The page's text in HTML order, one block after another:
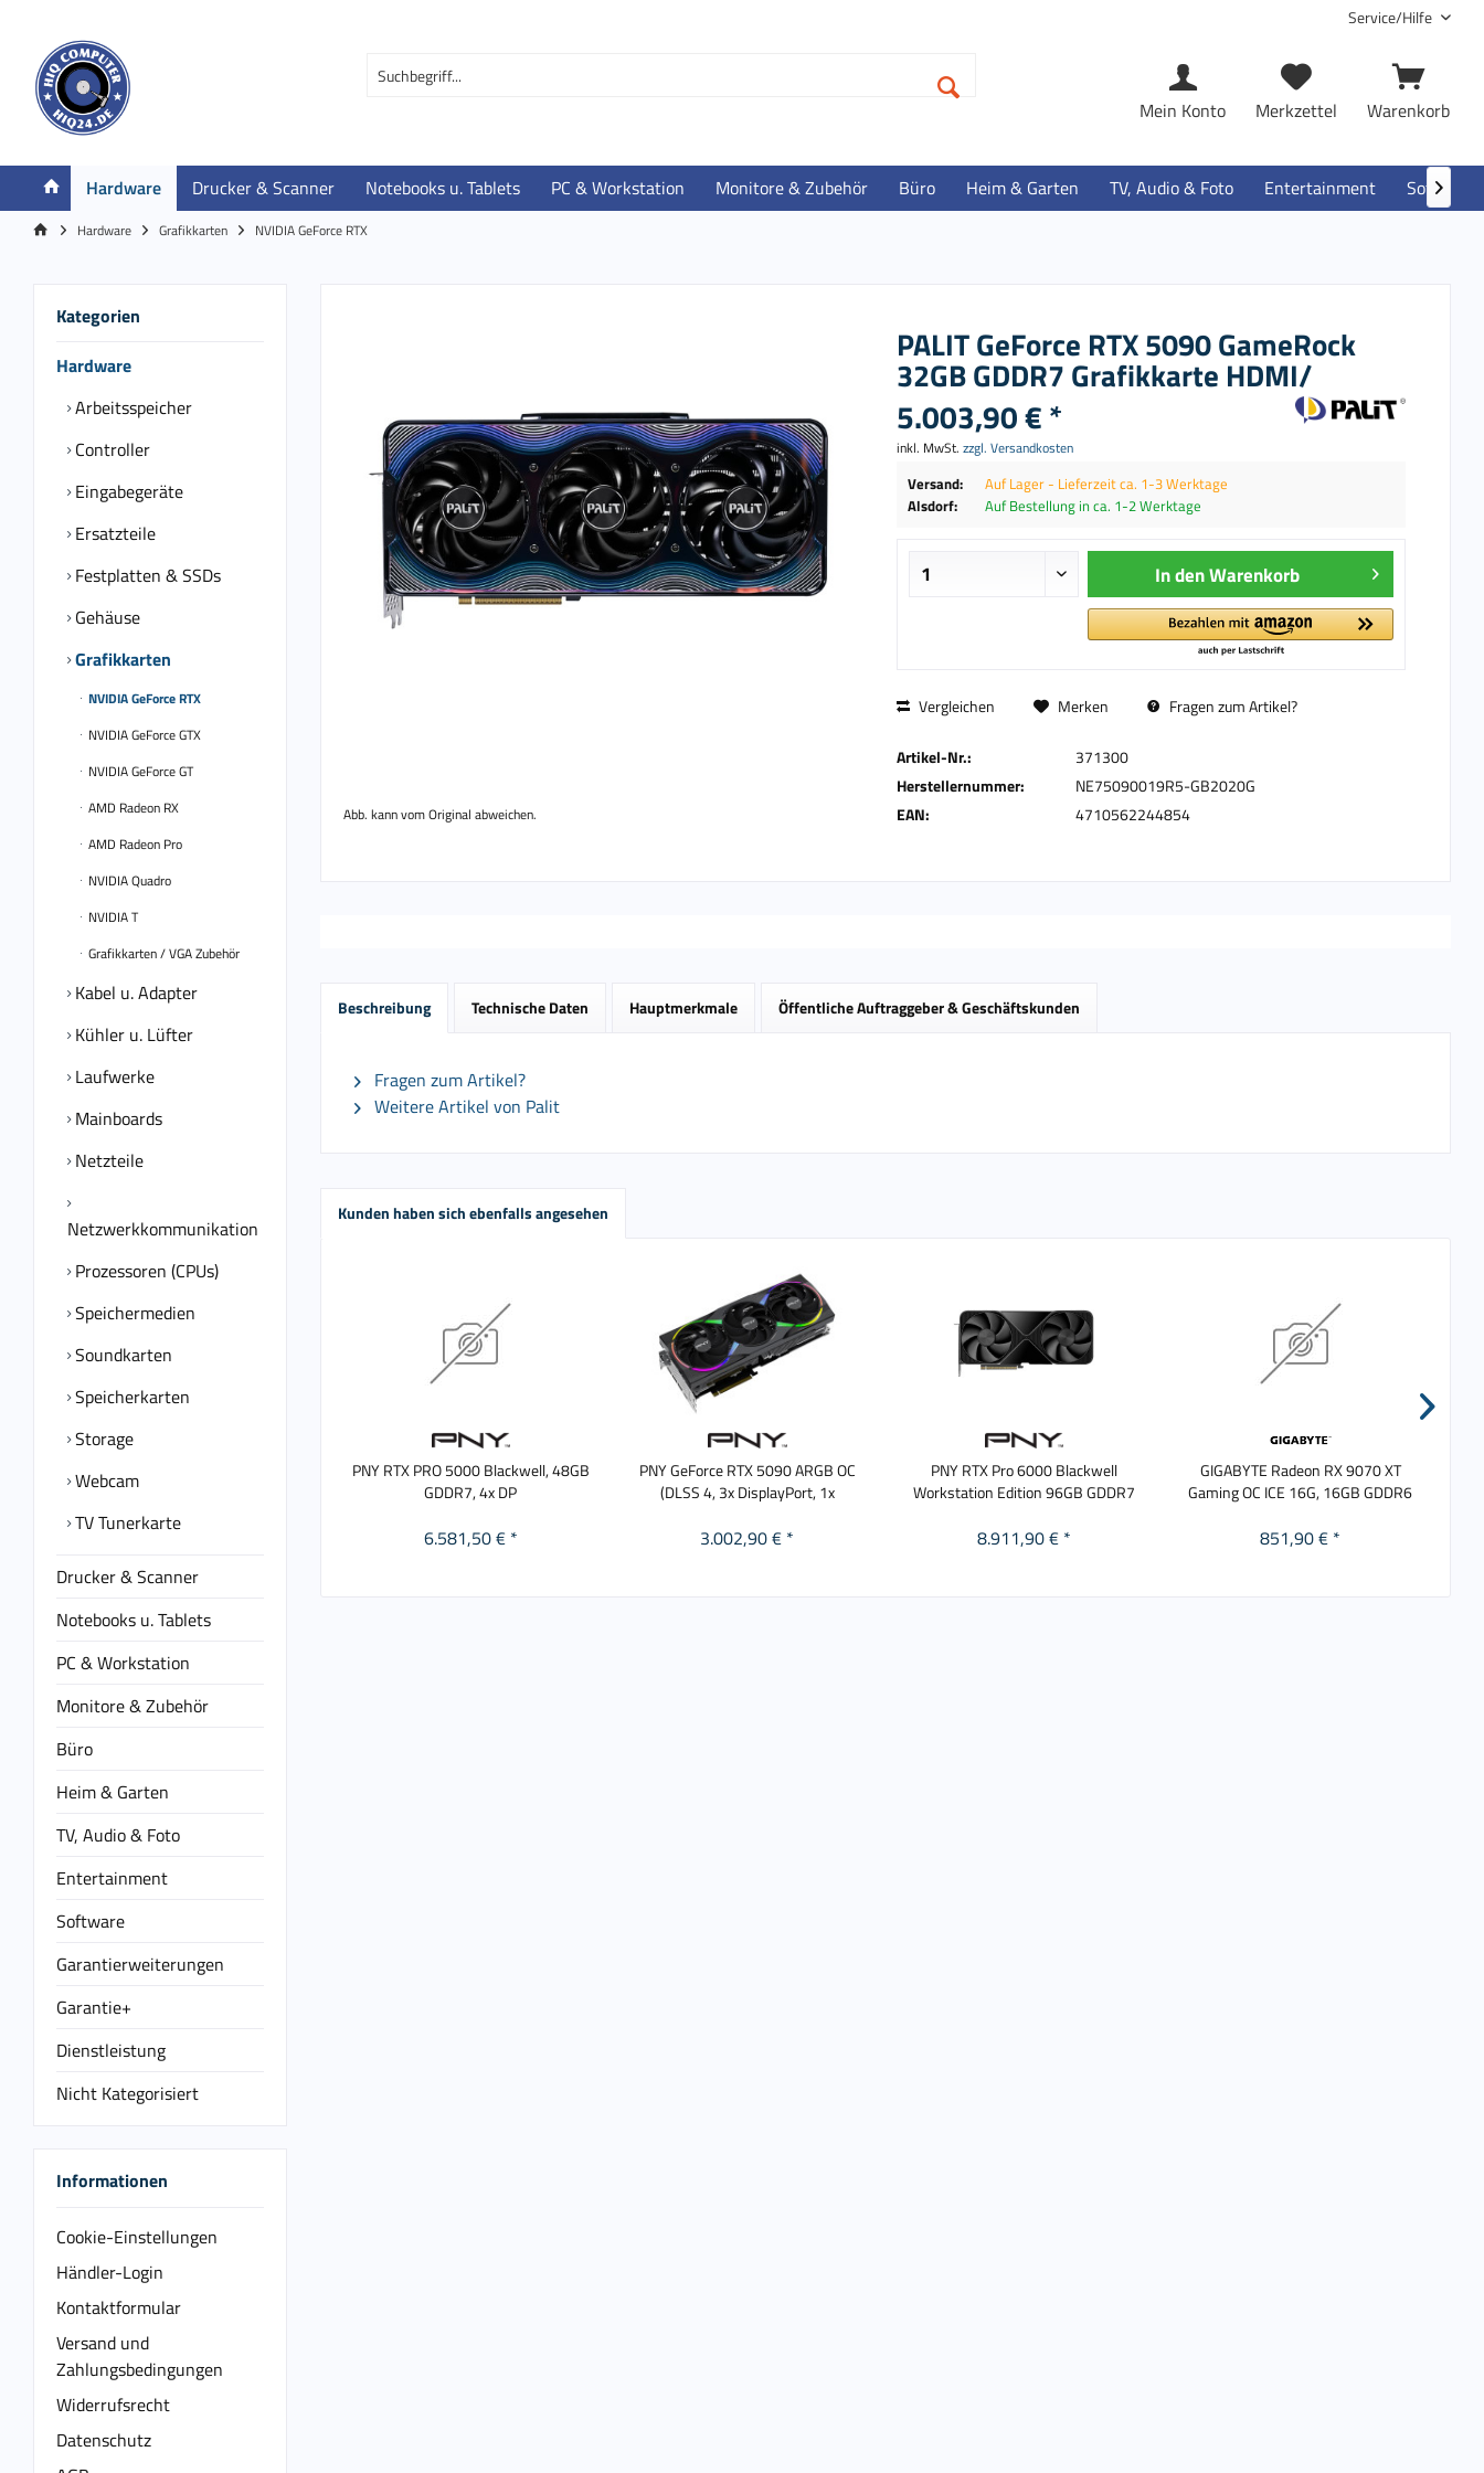
Service/Hilfe
Warenkorb
Merkzettel
Mein Konto
Hardware Drucker & Scanner Notebooks u. Tablets PC & Workstation Monitore & Zubehör Büro Heim & Garten TV, Audio & Foto Entertainment Software

Hardware Grafikkarten NVIDIA GeForce RTX
Kategorien
Hardware
Arbeitsspeicher
Controller
Eingabegeräte
Ersatzteile
Festplatten & SSDs
Gehäuse
Grafikkarten
NVIDIA GeForce RTX
NVIDIA GeForce GTX
NVIDIA GeForce GT
AMD Radeon RX
AMD Radeon Pro
NVIDIA Quadro
NVIDIA T
Grafikkarten / VGA Zubehör
Kabel u. Adapter
Kühler u. Lüfter
Laufwerke
Mainboards
Netzteile
Netzwerkkommunikation
Prozessoren (CPUs)
Speichermedien
Soundkarten
Speicherkarten
Storage
Webcam
TV Tunerkarte
Drucker & Scanner
Notebooks u. Tablets
PC & Workstation
Monitore & Zubehör
Büro
Heim & Garten
TV, Audio & Foto
Entertainment
Software
Garantierweiterungen
Garantie+
Dienstleistung
Nicht Kategorisiert
Informationen
Cookie-Einstellungen
Händler-Login
Kontaktformular
Versand und
Zahlungsbedingungen
Widerrufsrecht
Datenschutz
Abb. kann vom Original abweichen.
PALIT GeForce RTX 5090 GameRock
32GB GDDR7 Grafikkarte HDMI/
5.003,90 € *
inkl. MwSt. zzgl. Versandkosten
Versand:
Auf Lager - Lieferzeit ca. 1-3 Werktage
Alsdorf:
Auf Bestellung in ca. 1-2 Werktage
In denWarenkorb
Vergleichen Merken Fragen zum Artikel?
Artikel-Nr.:
371300
Herstellernummer:
NE75090019R5-GB2020G
EAN:
4710562244854
Beschreibung Technische Daten Hauptmerkmale Öffentliche Auftraggeber & Geschäftskunden
Fragen zum Artikel?
Weitere Artikel von Palit
Kunden haben sich ebenfalls angesehen
PNY RTX PRO 5000 Blackwell, 48GB
GDDR7, 4x DP
6.581,50 € *
PNY GeForce RTX 5090 ARGB OC
(DLSS 4, 3x DisplayPort, 1x
3.002,90 € *
PNY RTX Pro 6000 Blackwell
Workstation Edition 96GB GDDR7
8.911,90 € *
GIGABYTE Radeon RX 9070 XT
Gaming OC ICE 16G, 16GB GDDR6
851,90 € *